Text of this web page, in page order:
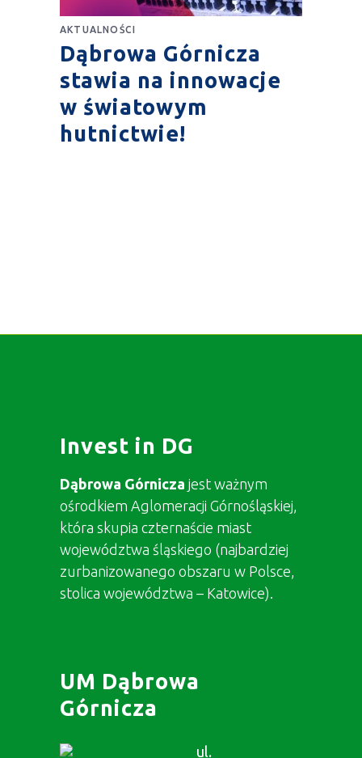
AKTUALNOŚCI
Dąbrowa Górnicza
stawia na innowacje
w światowym
hutnictwie!
Invest in DG
Dąbrowa Górnicza jest ważnym
ośrodkiem Aglomeracji Górnośląskiej,
która skupia czternaście miast
województwa śląskiego (najbardziej
zurbanizowanego obszaru w Polsce,
stolica województwa – Katowice).
UM Dąbrowa
Górnicza
ul.